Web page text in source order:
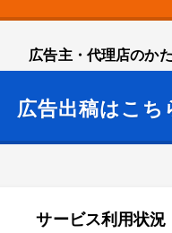
広告主・代理店のかた
広告出稿はこち
サービス利用状況